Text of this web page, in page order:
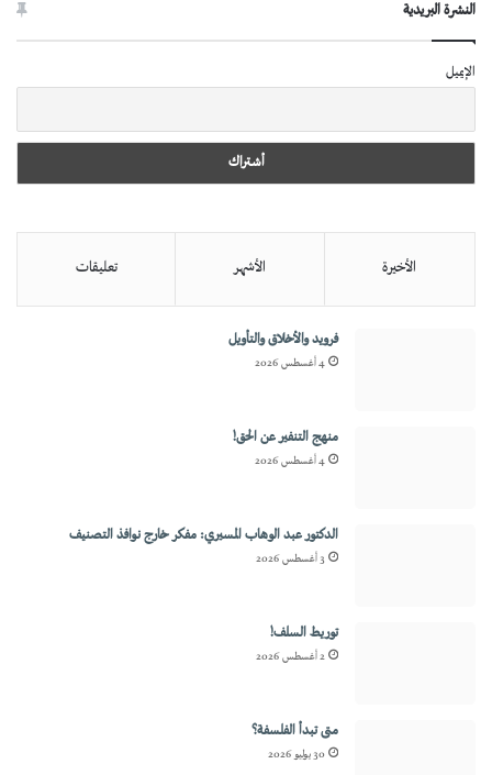
النشرة البريدية
الإيميل
الأخيرة الأشهر تعليقات
فرويد والأخلاق والتأويل
4 أغسطس 2026
منهج التنفير عن الحق!
4 أغسطس 2026
الدكتور عبد الوهاب المسيري: مفكر خارج نوافذ التصنيف
3 أغسطس 2026
توريط السلف!
2 أغسطس 2026
متى تبدأ الفلسفة؟
30 يوليو 2026